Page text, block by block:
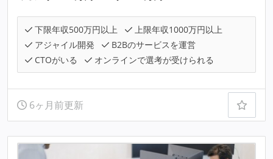
下限年収500万円以上
上限年収1000万円以上
アジャイル開発
B2Bのサービスを運営
CTOがいる
オンラインで選考が受けられる
6ヶ月前更新